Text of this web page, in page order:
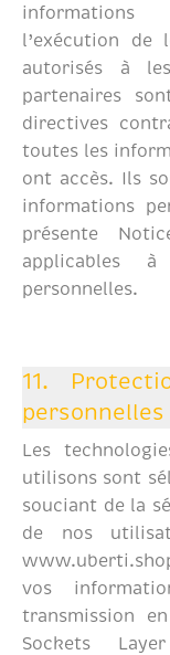
informations
l’exécution
autorisés à
partenaires
directives
toutes les
ont accès. Ils
informations
présente
applicables
personnelles.
11.
personnelles
Les
utilisons sont
souciant de la
de nos
vos
transmission
Sockets